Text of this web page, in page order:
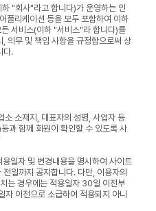
"회사"라고 합니다)가 운영하는 인
플리케이션 등을 모두 포함하여 이하
서비스(이하 "서비스"라 합니다)를
의무 및 책임 사항을 규정함으로써 상
다.
소 소재지, 대표자의 성명, 사업자 등
과 함께 회원이 확인할 수 있도록 사
일자 및 변경내용을 명시하여 사이트
일까지 공지합니다. 다만, 이용자의
는 경우에는 적용일자 30일 이전부
자 이전으로 소급하여 적용되지 아니